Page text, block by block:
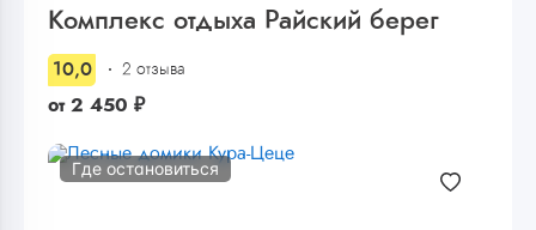
Комплекс отдыха Райский берег
10,0 2 отзыва
от 2 450 ₽
Где остановиться